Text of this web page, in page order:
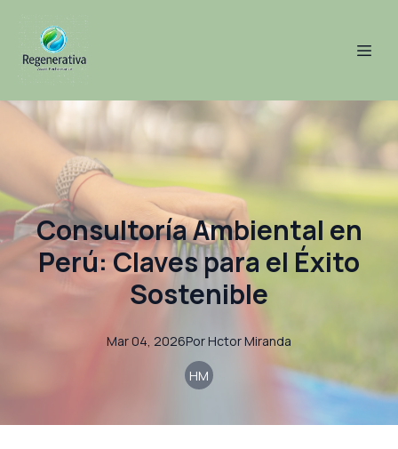
Consultoría Ambiental en
Perú: Claves para el Éxito
Sostenible
Mar 04, 2026PorHctorMiranda
HM